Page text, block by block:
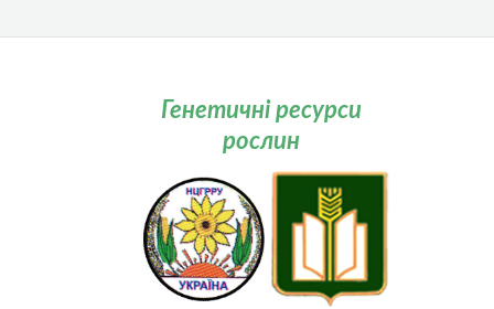
Генетичні ресурси
рослин